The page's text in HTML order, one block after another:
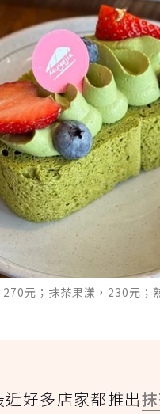
270元；抹茶果漾，230元；
近好多店家都推出